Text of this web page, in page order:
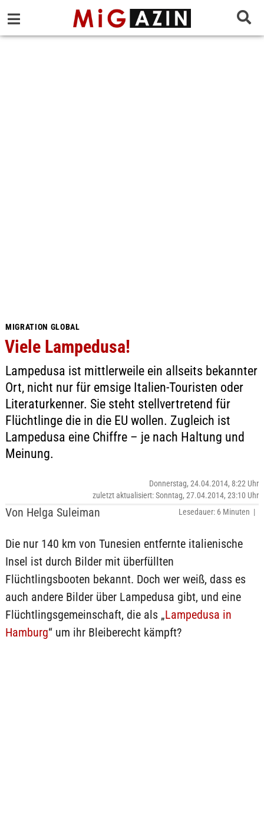
MIGRATION GLOBAL
Viele Lampedusa!
Lampedusa ist mittlerweile ein allseits bekannter
Ort, nicht nur für emsige Italien-Touristen oder
Literaturkenner. Sie steht stellvertretend für
Flüchtlinge die in die EU wollen. Zugleich ist
Lampedusa eine Chiffre – je nach Haltung und
Meinung.
Von Helga Suleiman
Donnerstag, 24.04.2014, 8:22 Uhr
zuletzt aktualisiert: Sonntag, 27.04.2014, 23:10 Uhr
Lesedauer: 6 Minuten |
Die nur 140 km von Tunesien entfernte italienische
Insel ist durch Bilder mit überfüllten
Flüchtlingsbooten bekannt. Doch wer weiß, dass es
auch andere Bilder über Lampedusa gibt, und eine
Flüchtlingsgemeinschaft, die als „Lampedusa in
Hamburg“ um ihr Bleiberecht kämpft?